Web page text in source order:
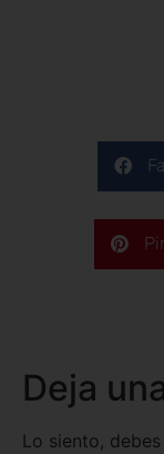
Deja
Lo siento,